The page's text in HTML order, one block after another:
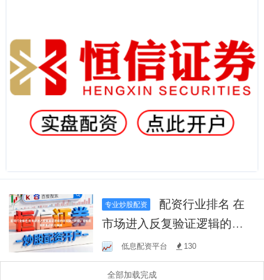
专业炒股配资
市场进入反复验证逻辑的阶
段这一阶段，轻松配资炒股
的执行偏离
低息配资平台 130
全部加载完成